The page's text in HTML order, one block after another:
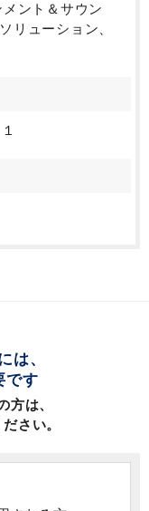
ント＆サウン
リューション、
は、
です
方は、
さい。